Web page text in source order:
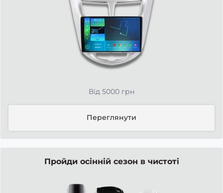
Від 5000 грн
Переглянути
Пройди осінній сезон в чистоті